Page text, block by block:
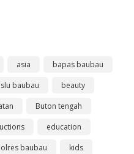
asia
bapas baubau
baubau
beauty
Buton tengah
education
baubau
kids